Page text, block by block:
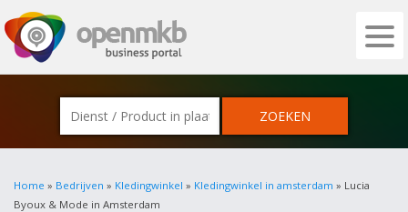
OPENMKB - DE ZAKELIJKE PORTAL
Home » Bedrijven » Kledingwinkel » Kledingwinkel in amsterdam » Lucia
Byoux & Mode in Amsterdam